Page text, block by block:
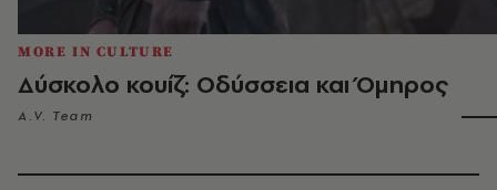
MORE IN CULTURE
Δύσκολο κουίζ: Οδύσσεια και Όμηρος
A.V. Team